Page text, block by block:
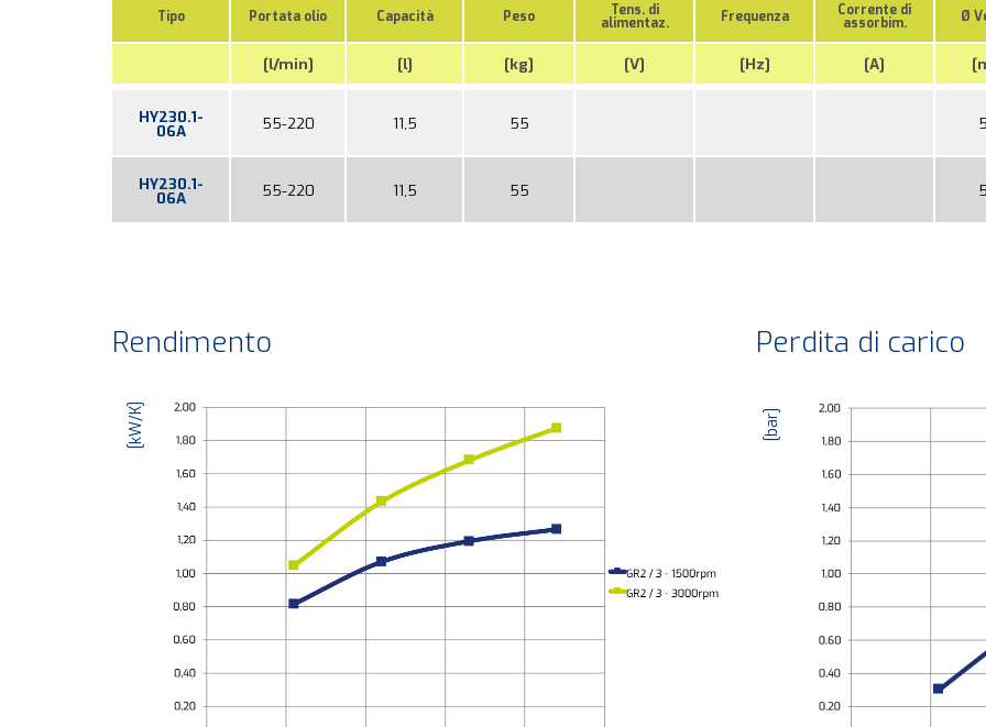
Tipo Portata olio Capacità Peso Tens. di
alimentaz. Frequenza Corrente di
assorbim. Ø
[l/min] [l] [kg] [V] [Hz] [A]
HY230.1-
06A 55-220 11,5 55
HY230.1-
06A 55-220 11,5 55
Rendimento
[kW/K]
Perdita di carico
[bar]